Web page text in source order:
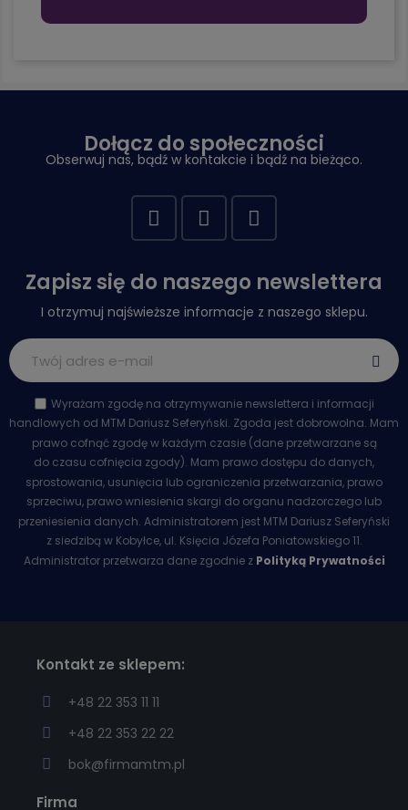
Dołącz do społeczności
Obserwuj nas, bądź w kontakcie i bądź na bieżąco.
Zapisz się do naszego newslettera
I otrzymuj najświeższe informacje z naszego sklepu.
Wyrażam zgodę na otrzymywanie newslettera i informacji
handlowych od MTM Dariusz Seferyński. Zgoda jest dobrowolna. Mam
prawo cofnąć zgodę w każdym czasie (dane przetwarzane są
do czasu cofnięcia zgody). Mam prawo dostępu do danych,
sprostowania, usunięcia lub ograniczenia przetwarzania, prawo
sprzeciwu, prawo wniesienia skargi do organu nadzorczego lub
przeniesienia danych. Administratorem jest MTM Dariusz Seferyński
z siedzibą w Kobyłce, ul. Księcia Józefa Poniatowskiego 11.
Administrator przetwarza dane zgodnie z Polityką Prywatności
Kontakt ze sklepem:
+48 22 353 11 11
+48 22 353 22 22
bok@firmamtm.pl
Firma